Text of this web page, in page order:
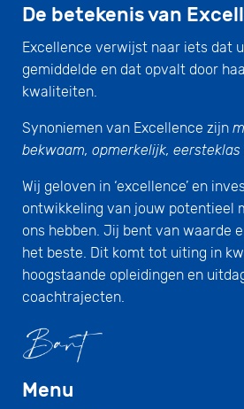
De betekenis van
Excellence verwijst naar iets dat
gemiddelde en dat opvalt door
kwaliteiten.
Synoniemen van Excellence zijn
bekwaam, opmerkelijk, eersteklas
Wij geloven in ‘excellence’ en
ontwikkeling van jouw potentieel
ons hebben. Jij bent van waarde
het beste. Dit komt tot uiting in
hoogstaande opleidingen en
coachtrajecten.
Menu